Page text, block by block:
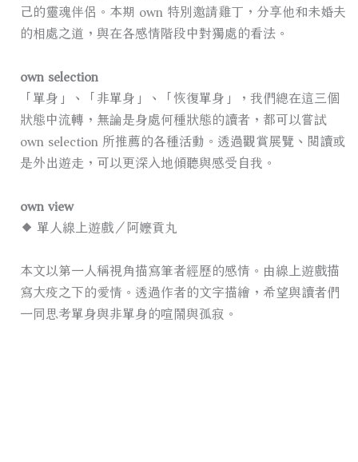
己的靈魂伴侶。本期 own 特別邀請雞丁，分享他和未婚夫
的相處之道，與在各感情階段中對獨處的看法。​
own selection
「單身」、「非單身」、「恢復單身」，我們總在這三個
狀態中流轉，無論是身處何種狀態的讀者，都可以嘗試
own selection 所推薦的各種活動。透過觀賞展覽、閱讀或
是外出遊走，可以更深入地傾聽與感受自我。
own view
◆ 單人線上遊戲／阿嬤貢丸
本文以第一人稱視角描寫筆者經歷的感情。由線上遊戲描
寫大疫之下的愛情。透過作者的文字描繪，希望與讀者們
一同思考單身與非單身的喧鬧與孤寂。​